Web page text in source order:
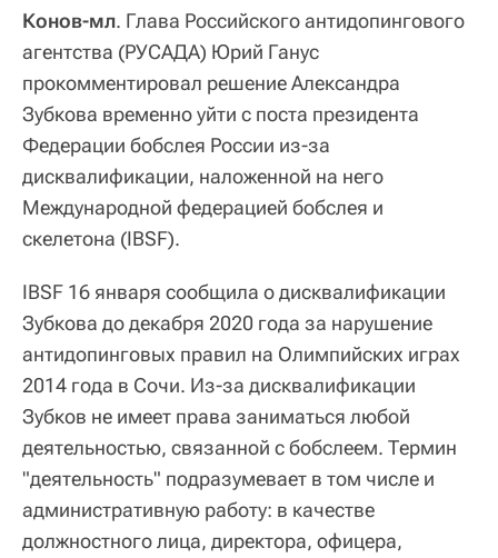
Конов-мл. Глава Российского антидопингового
агентства (РУСАДА) Юрий Ганус
прокомментировал решение Александра
Зубкова временно уйти с поста президента
Федерации бобслея России из-за
дисквалификации, наложенной на него
Международной федерацией бобслея и
скелетона (IBSF).
IBSF 16 января сообщила о дисквалификации
Зубкова до декабря 2020 года за нарушение
антидопинговых правил на Олимпийских играх
2014 года в Сочи. Из-за дисквалификации
Зубков не имеет права заниматься любой
деятельностью, связанной с бобслеем. Термин
"деятельность" подразумевает в том числе и
административную работу: в качестве
должностного лица, директора, офицера,